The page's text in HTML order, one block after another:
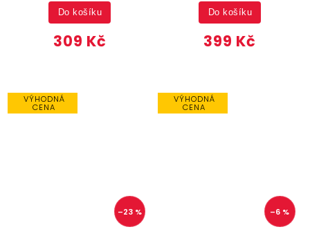
309 Kč
Do košíku
399 Kč
Do košíku
VÝHODNÁ
CENA
–23 %
VÝHODNÁ
CENA
–6 %